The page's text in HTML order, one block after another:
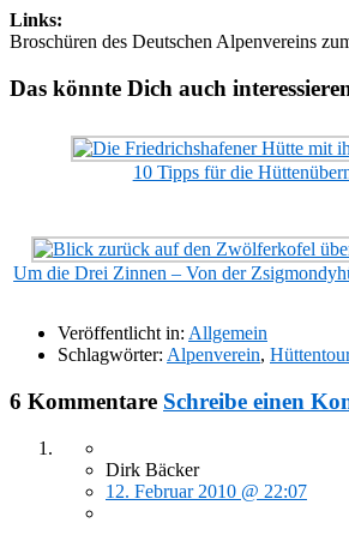
Links:
Broschüren des Deutschen Alpenvereins
Das könnte Dich auch
10 Tipps für die
Um die Drei Zinnen – Von der
Veröffentlicht in: Allgemein
Schlagwörter: Alpenverein, Hüttentour
6 Kommentare Schreibe einen
Dirk Bäcker
12. Februar 2010 @ 22:07